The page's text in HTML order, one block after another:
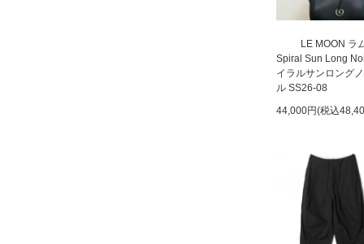
LE MOON ラ
Spiral Sun Long
イラルサンロング
ル SS26-08
44,000円(税込